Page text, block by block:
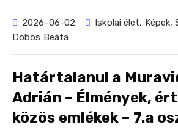
2026-06-02 Iskolai élet, Képek,
Dobos Beáta
Határtalanul a
Adrián – Élmények,
közös emlékek – 7.a